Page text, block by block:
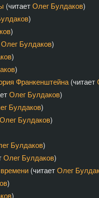
(читаетОлег Булдаков)
)
)
Олег Булдаков)
)
)
Франкенштейна (читает
Олег Булдаков)
Булдаков)
Олег Булдаков)
Булдаков)
Олег Булдаков)
(читаетОлег
)
)